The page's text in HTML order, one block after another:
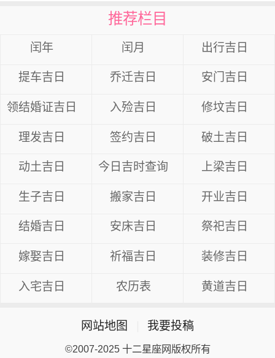
推荐栏目
闰年 闰月 出行吉日
提车吉日 乔迁吉日 安门吉日
领结婚证吉日 入殓吉日 修坟吉日
理发吉日 签约吉日 破土吉日
动土吉日 今日吉时查询 上梁吉日
生子吉日 搬家吉日 开业吉日
结婚吉日 安床吉日 祭祀吉日
嫁娶吉日 祈福吉日 装修吉日
入宅吉日 农历表 黄道吉日
网站地图 我要投稿
©2007-2025 十二星座网版权所有